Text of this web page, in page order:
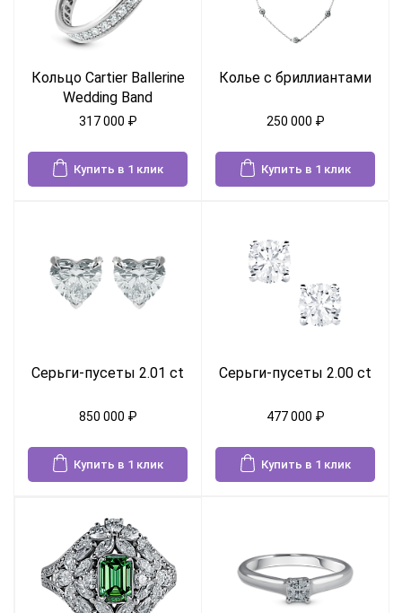
Кольцо Cartier Ballerine
Wedding Band
317 000 ₽
Купить в 1 клик
Колье с бриллиантами
250 000 ₽
Купить в 1 клик
Серьги-пусеты 2.01 ct
850 000 ₽
Купить в 1 клик
Серьги-пусеты 2.00 ct
477 000 ₽
Купить в 1 клик